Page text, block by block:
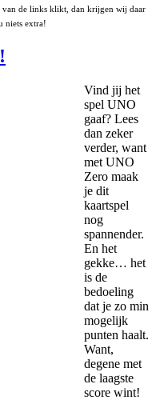
de links klikt, dan krijgen wij daar
niets extra!
Vind jij het
spel UNO
gaaf? Lees
dan zeker
verder, want
met UNO
Zero maak
je dit
kaartspel
nog
spannender.
En het
gekke… het
is de
bedoeling
dat je zo min
mogelijk
punten haalt.
Want,
degene met
de laagste
score wint!